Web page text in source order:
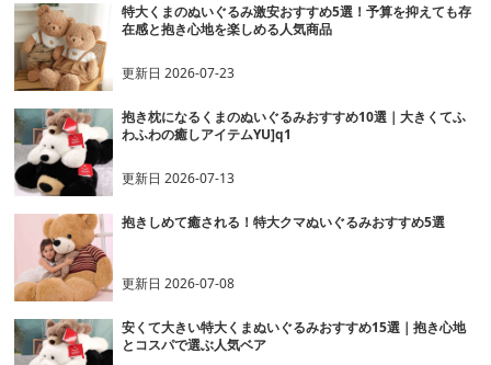
特大くまのぬいぐるみ激安おすすめ5選！予算を抑えても存
在感と抱き心地を楽しめる人気商品
更新日2026-07-23
抱き枕になるくまのぬいぐるみおすすめ10選｜大きくてふ
わふわの癒しアイテムYU]q1
更新日2026-07-13
抱きしめて癒される！特大クマぬいぐるみおすすめ5選
更新日2026-07-08
安くて大きい特大くまぬいぐるみおすすめ15選｜抱き心地
とコスパで選ぶ人気ベア